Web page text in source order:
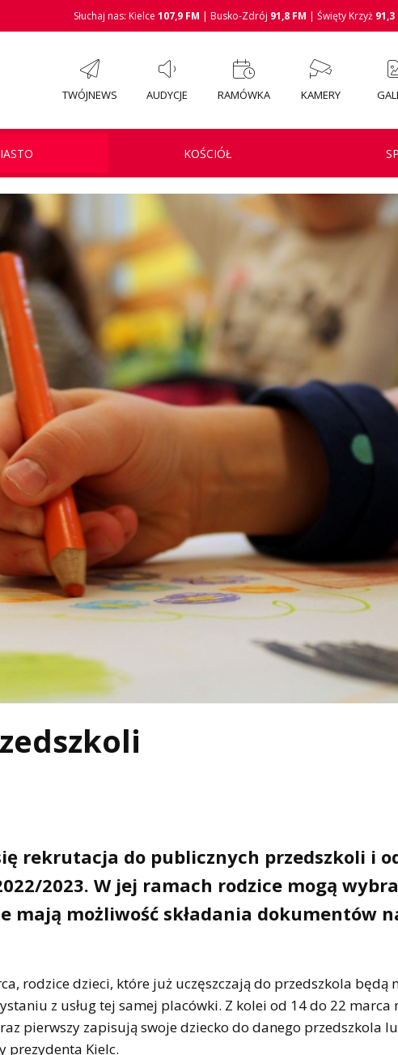
Słuchaj nas: Kielce 107,9 FM | Busko-Zdrój 91,8 FM | Święty Krzyż 91,3
TWÓJNEWS AUDYCJE RAMÓWKA KAMERY
KOŚCIÓŁ
rekrutacja do publicznych przedszkoli i
2023. W jej ramach rodzice mogą
mają możliwość składania dokumentów
rodzice dzieci, które już uczęszczają do przedszkola będą
z usług tej samej placówki. Z kolei od 14 do 22 marca
pierwszy zapisują swoje dziecko do danego przedszkola
prezydenta Kielc.